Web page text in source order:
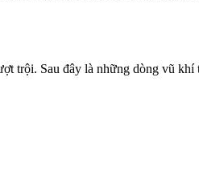
trội. Sau đây là những dòng vũ khí